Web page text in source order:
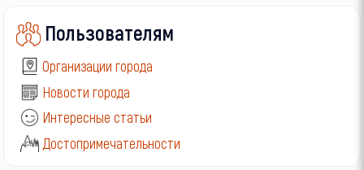
Пользователям
Организации города
Новости города
Интересные статьи
Достопримечательности